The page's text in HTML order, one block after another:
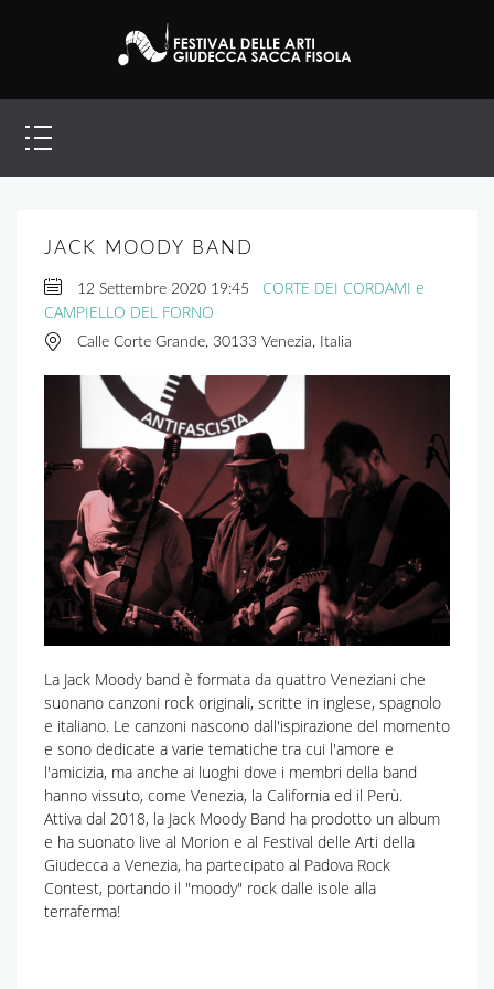
JACK MOODY BAND
12 Settembre 2020 19:45
CORTE DEI CORDAMI e
CAMPIELLO DEL FORNO
Calle Corte Grande, 30133 Venezia, Italia
La Jack Moody band è formata da quattro Veneziani che
suonano canzoni rock originali, scritte in inglese, spagnolo
e italiano. Le canzoni nascono dall'ispirazione del momento
e sono dedicate a varie tematiche tra cui l'amore e
l'amicizia, ma anche ai luoghi dove i membri della band
hanno vissuto, come Venezia, la California ed il Perù.
Attiva dal 2018, la Jack Moody Band ha prodotto un album
e ha suonato live al Morion e al Festival delle Arti della
Giudecca a Venezia, ha partecipato al Padova Rock
Contest, portando il "moody" rock dalle isole alla
terraferma!